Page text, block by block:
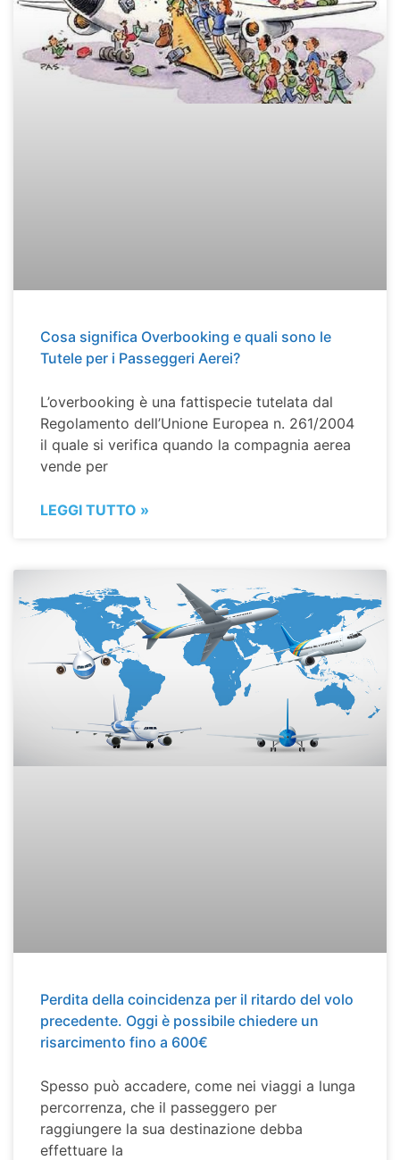
Cosa significa Overbooking e quali sono le
Tutele per i Passeggeri Aerei?
L’overbooking è una fattispecie tutelata dal
Regolamento dell’Unione Europea n. 261/2004
il quale si verifica quando la compagnia aerea
vende per
LEGGI TUTTO »
Perdita della coincidenza per il ritardo del volo
precedente. Oggi è possibile chiedere un
risarcimento fino a 600€
Spesso può accadere, come nei viaggi a lunga
percorrenza, che il passeggero per
raggiungere la sua destinazione debba
effettuare la